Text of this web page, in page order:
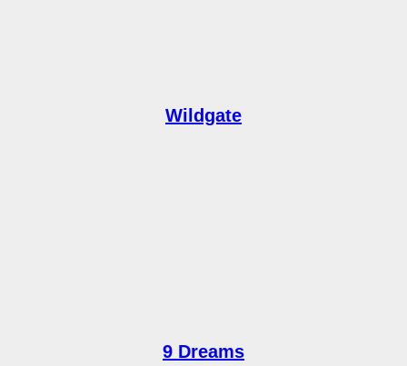
Wildgate
9 Dreams